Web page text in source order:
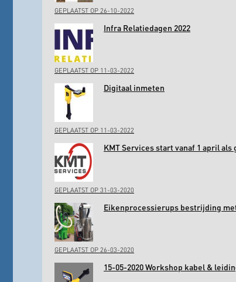
GEPLAATST OP 26-10-2022
Infra Relatiedagen 2022
GEPLAATST OP 11-03-2022
Digitaal inmeten
GEPLAATST OP 11-03-2022
KMT Services start vanaf 1 april
GEPLAATST OP 31-03-2020
Eikenprocessierups bestrijding
GEPLAATST OP 26-03-2020
15-05-2020 Workshop kabel &